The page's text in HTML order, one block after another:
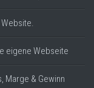
eigene Webseite
Marge & Gewinn